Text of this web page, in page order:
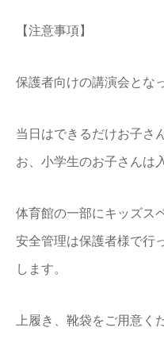
【注意事項】
保護者向けの講演会とな
当日はできるだけお子さ
お、小学生のお子さんは
体育館の一部にキッズス
安全管理は保護者様で行
します。
上履き、靴袋をご用意く